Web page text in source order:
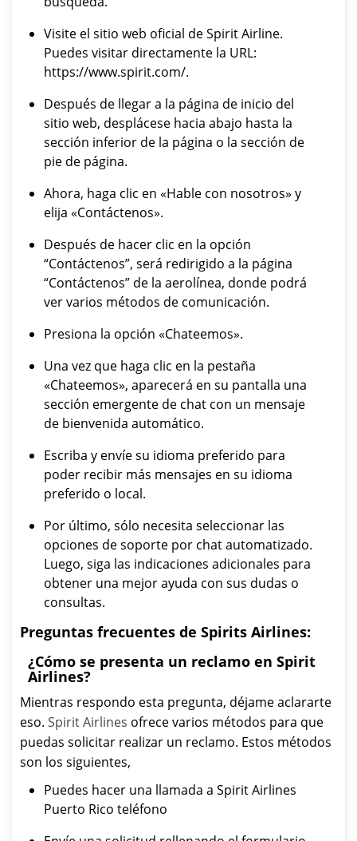
Visite el sitio web oficial de Spirit Airline.
Puedes visitar directamente la URL:
https://www.spirit.com/.
Después de llegar a la página de inicio del
sitio web, desplácese hacia abajo hasta la
sección inferior de la página o la sección de
pie de página.
Ahora, haga clic en «Hable con nosotros» y
elija «Contáctenos».
Después de hacer clic en la opción
“Contáctenos”, será redirigido a la página
“Contáctenos” de la aerolínea, donde podrá
ver varios métodos de comunicación.
Presiona la opción «Chateemos».
Una vez que haga clic en la pestaña
«Chateemos», aparecerá en su pantalla una
sección emergente de chat con un mensaje
de bienvenida automático.
Escriba y envíe su idioma preferido para
poder recibir más mensajes en su idioma
preferido o local.
Por último, sólo necesita seleccionar las
opciones de soporte por chat automatizado.
Luego, siga las indicaciones adicionales para
obtener una mejor ayuda con sus dudas o
consultas.
Preguntas frecuentes de Spirits Airlines:
¿Cómo se presenta un reclamo en Spirit
Airlines?
Mientras respondo esta pregunta, déjame aclararte
eso. Spirit Airlines ofrece varios métodos para que
puedas solicitar realizar un reclamo. Estos métodos
son los siguientes,
Puedes hacer una llamada a Spirit Airlines
Puerto Rico teléfono